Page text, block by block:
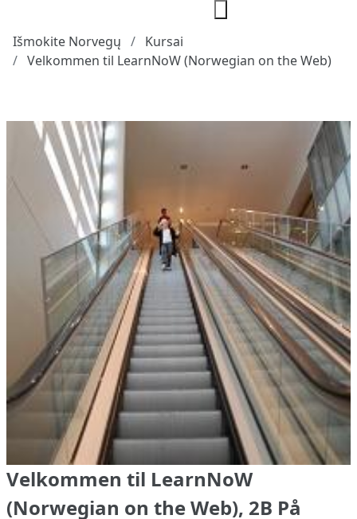
Išmokite Norvegų
Kursai
Velkommen til LearnNoW (Norwegian on the Web)
Velkommen til LearnNoW
(Norwegian on the Web), 2B På